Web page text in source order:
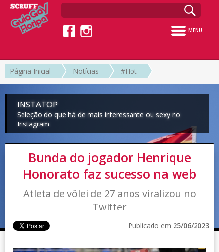
MENU
Página Inicial Notícias #Hot
INSTATOP
Seleção do que há de mais interessante ou sexy no
Instagram
Bunda do jogador Henrique
Honorato faz sucesso na web
Atleta de vôlei de 27 anos viralizou no
Twitter
Publicado em 25/06/2023